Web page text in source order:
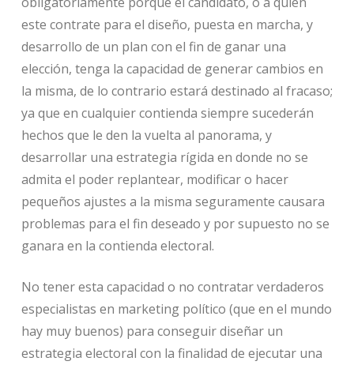
este contrate para el diseño, puesta en marcha, y
desarrollo de un plan con el fin de ganar una
elección, tenga la capacidad de generar cambios en
la misma, de lo contrario estará destinado al fracaso;
ya que en cualquier contienda siempre sucederán
hechos que le den la vuelta al panorama, y
desarrollar una estrategia rígida en donde no se
admita el poder replantear, modificar o hacer
pequeños ajustes a la misma seguramente causara
problemas para el fin deseado y por supuesto no se
ganara en la contienda electoral.
No tener esta capacidad o no contratar verdaderos
especialistas en marketing político (que en el mundo
hay muy buenos) para conseguir diseñar un
estrategia electoral con la finalidad de ejecutar una